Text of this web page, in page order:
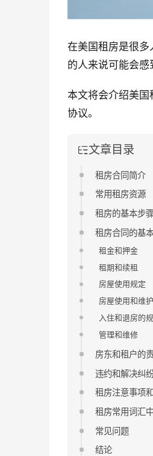
在美国租房是很
的人来说可能会感
本文将会介绍美
协议。
文章目录
租房合同简介
常用租房资源
租房的基本步
租房合同的基
租金和押金
租期和续租
房屋使用规定
房屋使用和维
入住和退房的
管理和维修
房东和租户的
违约和解决纠
租房注意事项
租房常用词汇
常见问题
结论